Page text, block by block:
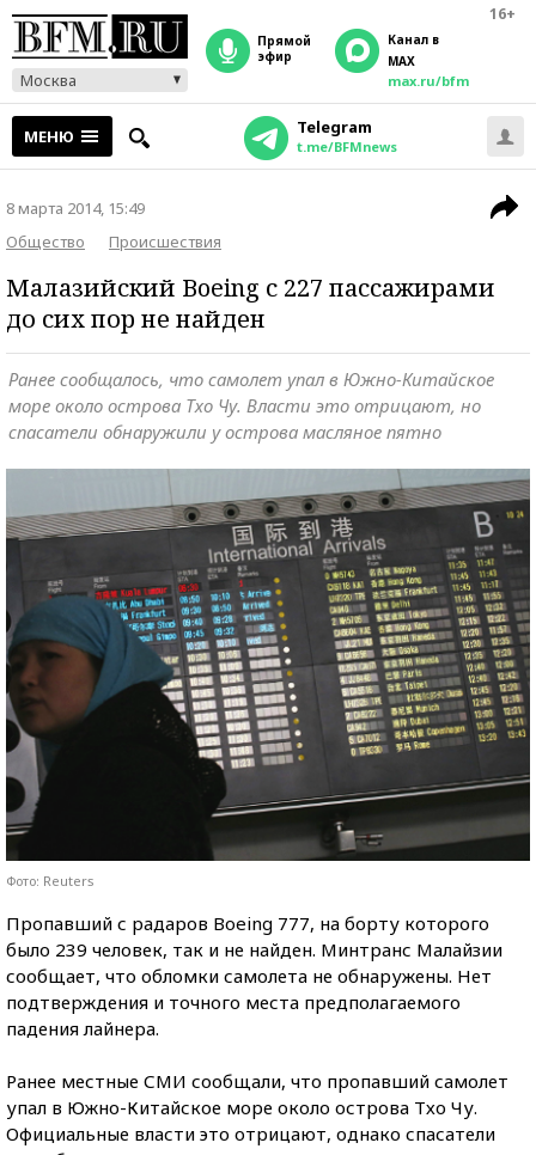
16+
Москва
прямой
эфир
Канал в
MAX
max.ru/bfm
МЕНЮ Telegram
t.me/BFMnews
8 марта 2014, 15:49
Общество
Происшествия
Малазийский Boeing с 227 пассажирами
до сих пор не найден
Ранее сообщалось, что самолет упал в Южно-Китайское
море около острова Тхо Чу. Власти это отрицают, но
спасатели обнаружили у острова масляное пятно
Фото: Reuters
Пропавший с радаров Boeing 777, на борту которого
было 239 человек, так и не найден. Минтранс Малайзии
сообщает, что обломки самолета не обнаружены. Нет
подтверждения и точного места предполагаемого
падения лайнера.
Ранее местные СМИ сообщали, что пропавший самолет
упал в Южно-Китайское море около острова Тхо Чу.
Официальные власти это отрицают, однако спасатели